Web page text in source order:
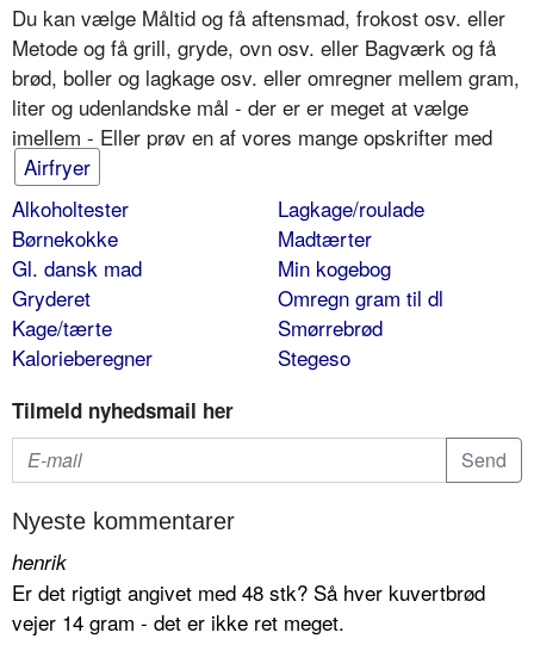
Du kan vælge Måltid og få aftensmad, frokost osv. eller
Metode og få grill, gryde, ovn osv. eller Bagværk og få
brød, boller og lagkage osv. eller omregner mellem gram,
liter og udenlandske mål - der er er meget at vælge
imellem - Eller prøv en af vores mange opskrifter med
Airfryer
Alkoholtester
Børnekokke
Gl. dansk mad
Gryderet
Kage/tærte
Kalorieberegner
Lagkage/roulade
Madtærter
Min kogebog
Omregn gram til dl
Smørrebrød
Stegeso
Tilmeld nyhedsmail her
Nyeste kommentarer
henrik
Er det rigtigt angivet med 48 stk? Så hver kuvertbrød
vejer 14 gram - det er ikke ret meget.